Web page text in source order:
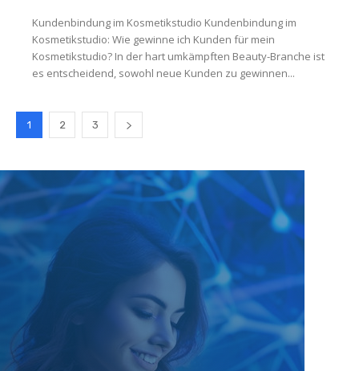
Kundenbindung im Kosmetikstudio Kundenbindung im
Kosmetikstudio: Wie gewinne ich Kunden für mein
Kosmetikstudio? In der hart umkämpften Beauty-Branche ist
es entscheidend, sowohl neue Kunden zu gewinnen...
1 2 3